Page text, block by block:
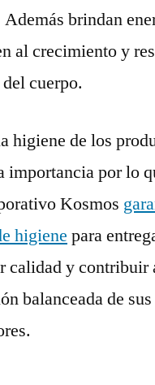
brindan
al crecimiento y
cuerpo.
higiene de los
importancia por lo
Kosmos
higiene para
calidad y contribuir
balanceada de sus